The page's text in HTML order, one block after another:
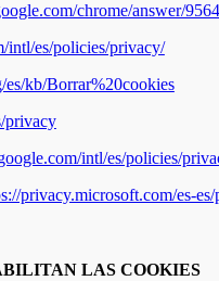
chrome/answer/
intl/es/policies/privacy/
kb/Borrar%20cookies
privacy
intl/es/policies/
privacy.microsoft.com/es-
LAS COOKIES